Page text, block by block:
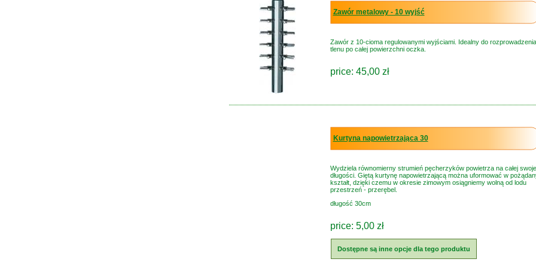
Zawór metalowy - 10 wyjść
Zawór z 10-cioma regulowanymi wyjściami. Idealny do rozprowadzenia
tlenu po całej powierzchni oczka.
price: 45,00 zł
Kurtyna napowietrzająca 30
Wydziela równomierny strumień pęcherzyków powietrza na całej
długości. Giętą kurtynę napowietrzającą można uformować w
kształt, dzięki czemu w okresie zimowym osiągniemy wolną od lodu
przestrzeń - przerębel.
długość 30cm
price: 5,00 zł
Dostępne są inne opcje dla tego produktu